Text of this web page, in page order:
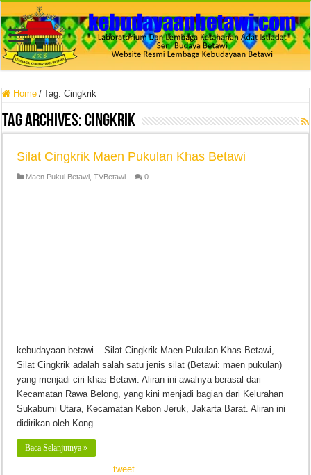
Home / Tag:Cingkrik
Tag Archives:Cingkrik
Silat Cingkrik Maen Pukulan Khas Betawi
Maen Pukul Betawi ,TVBetawi 0
kebudayaan betawi – Silat Cingkrik Maen Pukulan Khas Betawi,
Silat Cingkrik adalah salah satu jenis silat (Betawi: maen pukulan)
yang menjadi ciri khas Betawi. Aliran ini awalnya berasal dari
Kecamatan Rawa Belong, yang kini menjadi bagian dari Kelurahan
Sukabumi Utara, Kecamatan Kebon Jeruk, Jakarta Barat. Aliran ini
didirikan oleh Kong …
Baca Selanjutnya »
tweet